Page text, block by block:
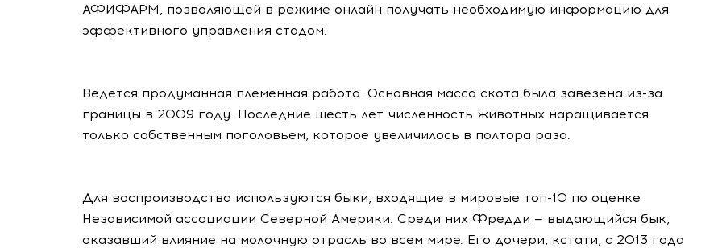
АФИФАРМ, позволяющей в режиме онлайн получать необходимую информацию для
эффективного управления стадом.
Ведется продуманная племенная работа. Основная масса скота была завезена из-за
границы в 2009 году. Последние шесть лет численность животных наращивается
только собственным поголовьем, которое увеличилось в полтора раза.
Для воспроизводства используются быки, входящие в мировые топ-10 по оценке
Независимой ассоциации Северной Америки. Среди них Фредди — выдающийся бык,
оказавший влияние на молочную отрасль во всем мире. Его дочери, кстати, с 2013 года